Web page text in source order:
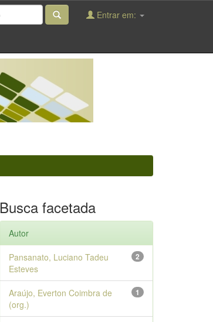
Entrar em:
Busca facetada
Autor
2
Pansanato, Luciano Tadeu
Esteves
1
Araújo, Everton Coimbra de
(org.)